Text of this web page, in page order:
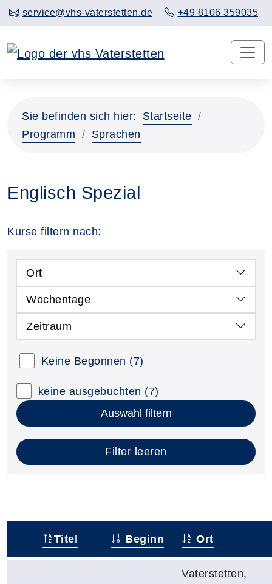
service@vhs-vaterstetten.de +49 8106 359035
Sie befinden sich hier:
Startseite
Programm
Sprachen
Englisch Spezial
Kurse filtern nach:
Ort
Wochentage
Zeitraum
Keine Begonnen (7)
keine ausgebuchten (7)
Auswahl filtern
Filter leeren
Titel Beginn Ort
Vaterstetten,